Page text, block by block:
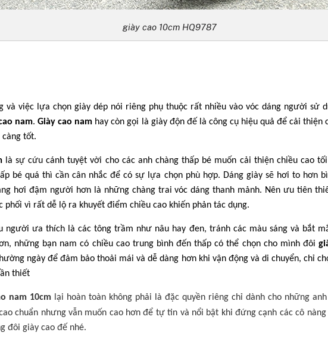
giày cao 10cm HQ9787
và việc lựa chọn giày dép nói riêng phụ thuộc rất nhiều vào vóc dáng người sử
nam.Giày cao nam hay còn gọi là giày độn đế là công cụ hiệu quả để cải thiện
càng tốt.
là sự cứu cánh tuyệt vời cho các anh chàng thấp bé muốn cải thiện chiều cao
bé quá thì cần cân nhắc để có sự lựa chọn phù hợp. Dáng giày sẽ hơi to hơn
hơi đậm người hơn là những chàng trai vóc dáng thanh mảnh. Nên ưu tiên
phối vì rất dễ lộ ra khuyết điểm chiều cao khiến phản tác dụng.
người ưa thích là các tông trầm như nâu hay đen, tránh các màu sáng và bắt
những bạn nam có chiều cao trung bình đến thấp có thể chọn cho mình đôi
ngày để đảm bảo thoải mái và dễ dàng hơn khi vận động và di chuyển, chỉ
thiết
nam 10cm lại hoàn toàn không phải là đặc quyền riêng chỉ dành cho những
chuẩn nhưng vẫn muốn cao hơn để tự tin và nổi bật khi đứng cạnh các cô nàng
đôi giày cao đế nhé.